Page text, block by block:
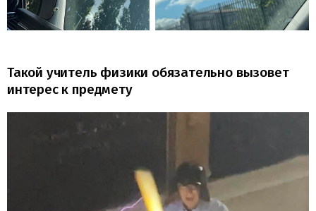
Такой учитель физики обязательно вызовет
интерес к предмету